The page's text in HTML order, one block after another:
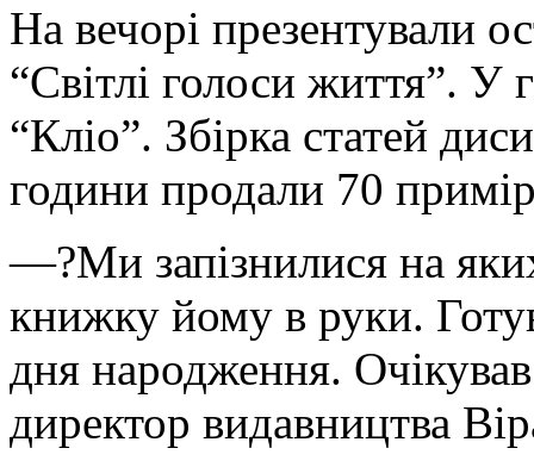
На вечорі презентували
“Світлі голоси життя”. У
“Кліо”. Збірка статей
години продали 70
—?Ми запізнилися на
книжку йому в руки.
дня народження.
директор видавництва